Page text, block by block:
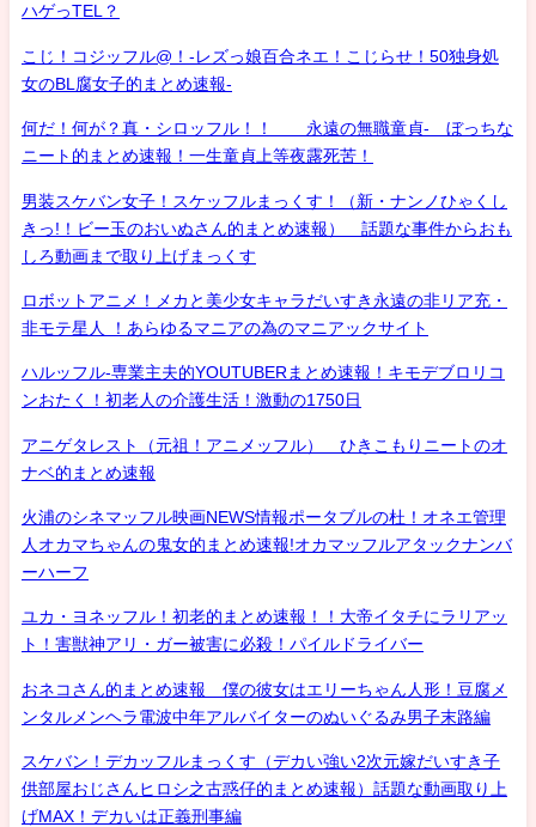
ハゲっTEL？
こじ！コジッフル@！-レズっ娘百合ネエ！こじらせ！50独身処
女のBL腐女子的まとめ速報-
何だ！何が？真・シロッフル！！ 永遠の無職童貞- ぼっちな
ニート的まとめ速報！一生童貞上等夜露死苦！
男装スケバン女子！スケッフルまっくす！（新・ナンノひゃくし
きっ!！ビー玉のおいぬさん的まとめ速報） 話題な事件からおも
しろ動画まで取り上げまっくす
ロボットアニメ！メカと美少女キャラだいすき永遠の非リア充・
非モテ星人 ！あらゆるマニアの為のマニアックサイト
ハルッフル-専業主夫的YOUTUBERまとめ速報！キモデブロリコ
ンおたく！初老人の介護生活！激動の1750日
アニゲタレスト（元祖！アニメッフル） ひきこもりニートのオ
ナベ的まとめ速報
火浦のシネマッフル映画NEWS情報ポータブルの杜！オネエ管理
人オカマちゃんの鬼女的まとめ速報!オカマッフルアタックナンバ
ーハーフ
ユカ・ヨネッフル！初老的まとめ速報！！大帝イタチにラリアッ
ト！害獣神アリ・ガー被害に必殺！パイルドライバー
おネコさん的まとめ速報 僕の彼女はエリーちゃん人形！豆腐メ
ンタルメンヘラ電波中年アルバイターのぬいぐるみ男子末路編
スケバン！デカッフルまっくす（デカい強い2次元嫁だいすき子
供部屋おじさんヒロシ之古惑仔的まとめ速報）話題な動画取り上
げMAX！デカいは正義刑事編